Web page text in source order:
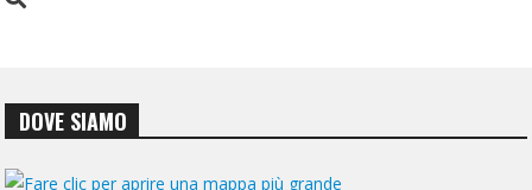
DOVE SIAMO